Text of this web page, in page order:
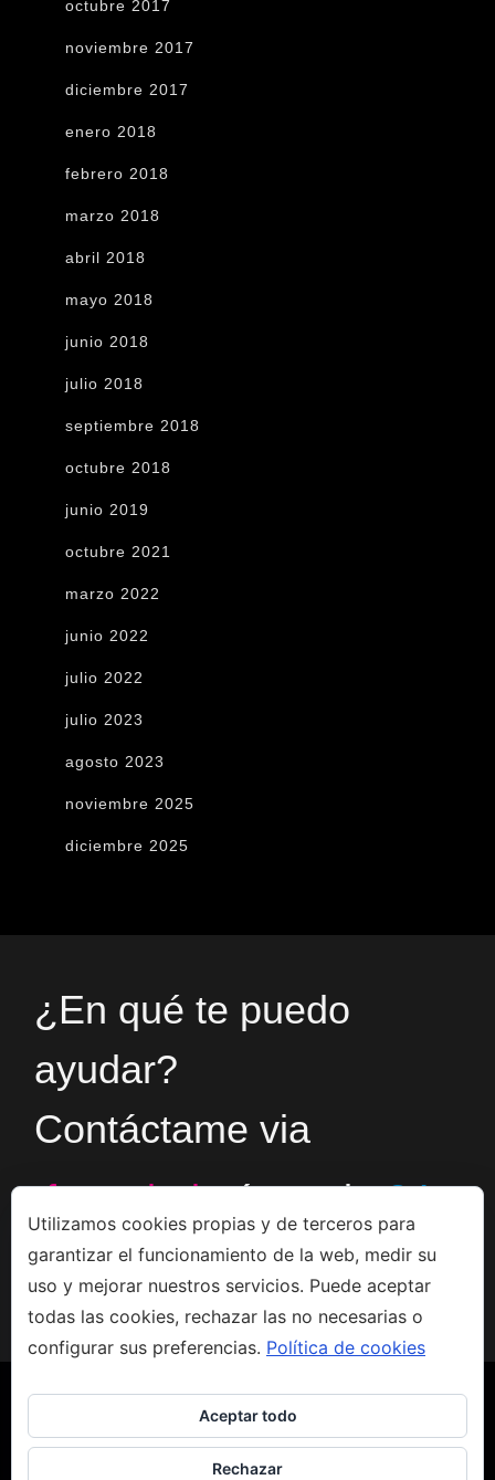
octubre 2017
noviembre 2017
diciembre 2017
enero 2018
febrero 2018
marzo 2018
abril 2018
mayo 2018
junio 2018
julio 2018
septiembre 2018
octubre 2018
junio 2019
octubre 2021
marzo 2022
junio 2022
julio 2022
julio 2023
agosto 2023
noviembre 2025
diciembre 2025
¿En qué te puedo
ayudar?
Contáctame via
formularioó en el+34
666533308
Utilizamos cookies propias y de terceros para
garantizar el funcionamiento de la web, medir su
uso y mejorar nuestros servicios. Puede aceptar
todas las cookies, rechazar las no necesarias o
configurar sus preferencias. Política de cookies
Aceptar todo
Rechazar